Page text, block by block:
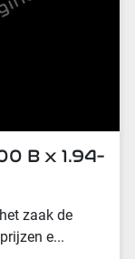
B x 1.94-
zaak de
e...